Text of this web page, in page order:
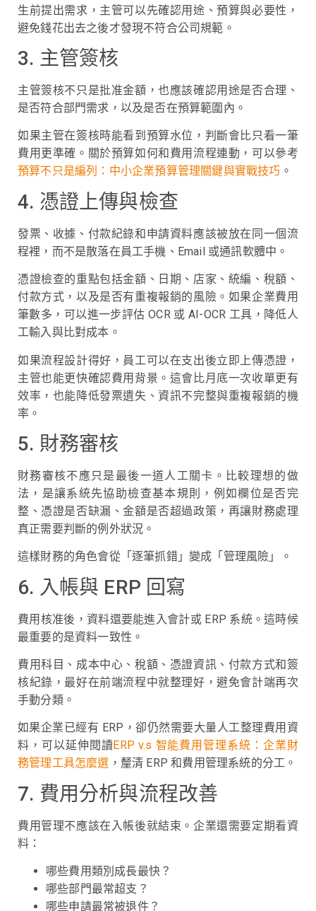
生前提出需求，主管可以先確認用途、預算與必要性，
避免錢花出去之後才發現不符合公司規範。
3. 主管簽核
主管簽核不只是批准金額，也應該確認用途是否合理、
是否符合部門需求，以及是否在預算範圍內。
如果主管在簽核時能看到預算水位，判斷會比只看一筆
費用更準確。關於預算如何和費用流程連動，可以參考
預算不只是編列：中小企業預算管理關鍵與實戰技巧 。
4. 憑證上傳與檢查
發票、收據、付款紀錄和申請資料應該被放在同一個流
程裡，而不是散落在員工手機、Email 或通訊軟體中。
憑證檢查的重點包括金額、日期、店家、統編、稅額、
付款方式，以及是否有重複報銷的風險。如果企業費用
筆數多，可以進一步評估 OCR 或 AI-OCR 工具，降低人
工輸入與比對成本。
如果流程設計得好，員工可以在支出後立即上傳憑證，
主管也能更快確認費用背景。這會比月底一次收單更有
效率，也能降低發票遺失、資訊不完整與重複報銷的機
率。
5. 財務審核
財務審核不應只是最後一道人工關卡。比較理想的做
法，是讓系統先協助檢查基本規則，例如欄位是否完
整、憑證是否缺漏、金額是否超過政策，再讓財務處理
真正需要判斷的例外狀況。
這樣財務的角色會從「逐筆抓錯」變成「管理風險」。
6. 入帳與 ERP 回寫
費用核准後，資料還要能進入會計或 ERP 系統。這時候
最重要的是資料一致性。
費用科目、成本中心、稅額、憑證資訊、付款方式和簽
核紀錄，最好在前端流程中就整理好，避免會計端再次
手動分類。
如果企業已經有 ERP，卻仍然需要大量人工整理費用資
料，可以延伸閱讀 ERP v.s 智能費用管理系統：企業財
務管理工具怎麼選 ，釐清 ERP 和費用管理系統的分工。
7. 費用分析與流程改善
費用管理不應該在入帳後就結束。企業還需要定期看資
料：
哪些費用類別成長最快？
哪些部門最常超支？
哪些申請最常被退件？